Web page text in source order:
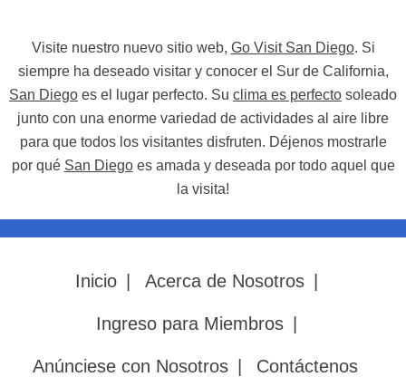
Visite nuestro nuevo sitio web, Go Visit San Diego. Si
siempre ha deseado visitar y conocer el Sur de California,
San Diego es el lugar perfecto. Su clima es perfecto soleado
junto con una enorme variedad de actividades al aire libre
para que todos los visitantes disfruten. Déjenos mostrarle
por qué San Diegoes amada y deseada por todo aquel que
la visita!
Inicio Acerca de Nosotros
Ingreso para Miembros
Anúnciese con Nosotros Contáctenos